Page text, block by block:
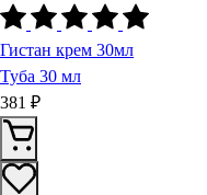
Гистан крем 30мл
Туба 30 мл
381 ₽